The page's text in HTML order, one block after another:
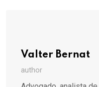
Valter Bernat
author